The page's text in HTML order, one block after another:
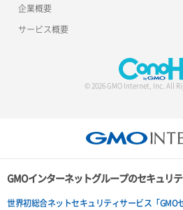
企業概要
サービス概要
© 2026 GMO Internet, Inc. All
GMOインターネットグループのセキュリ
世界初総合ネットセキュリティサービス「GMO